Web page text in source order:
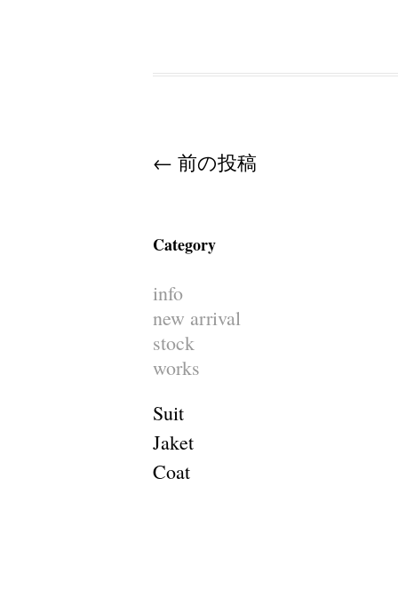
Post navigation
← 前の投稿
Category
info
new arrival
stock
works
Suit
Jaket
Coat